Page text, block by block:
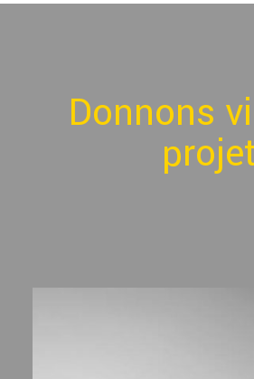
Donnons